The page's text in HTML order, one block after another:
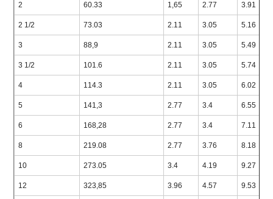
2 60.33 1,65 2.77 3.91
2 1/2 73.03 2.11 3.05 5.16
3 88,9 2.11 3.05 5.49
3 1/2 101.6 2.11 3.05 5.74
4 114.3 2.11 3.05 6.02
5 141,3 2.77 3.4 6.55
6 168,28 2.77 3.4 7.11
8 219.08 2.77 3.76 8.18
10 273.05 3.4 4.19 9.27
12 323,85 3.96 4.57 9.53